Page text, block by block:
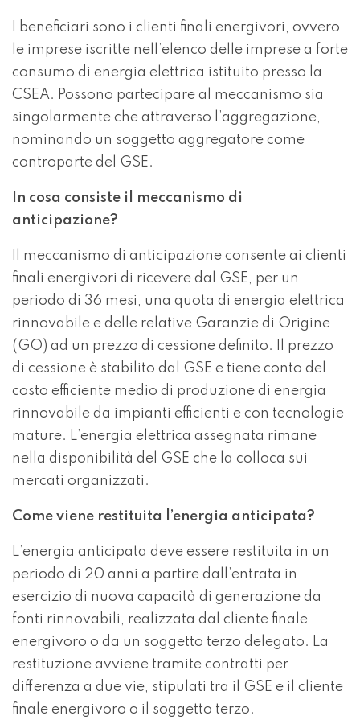
I beneficiari sono i clienti finali energivori, ovvero
le imprese iscritte nell’elenco delle imprese a forte
consumo di energia elettrica istituito presso la
CSEA. Possono partecipare al meccanismo sia
singolarmente che attraverso l’aggregazione,
nominando un soggetto aggregatore come
controparte del GSE.
In cosa consiste il meccanismo di
anticipazione?
Il meccanismo di anticipazione consente ai clienti
finali energivori di ricevere dal GSE, per un
periodo di 36 mesi, una quota di energia elettrica
rinnovabile e delle relative Garanzie di Origine
(GO) ad un prezzo di cessione definito. Il prezzo
di cessione è stabilito dal GSE e tiene conto del
costo efficiente medio di produzione di energia
rinnovabile da impianti efficienti e con tecnologie
mature. L’energia elettrica assegnata rimane
nella disponibilità del GSE che la colloca sui
mercati organizzati.
Come viene restituita l’energia anticipata?
L’energia anticipata deve essere restituita in un
periodo di 20 anni a partire dall’entrata in
esercizio di nuova capacità di generazione da
fonti rinnovabili, realizzata dal cliente finale
energivoro o da un soggetto terzo delegato. La
restituzione avviene tramite contratti per
differenza a due vie, stipulati tra il GSE e il cliente
finale energivoro o il soggetto terzo.